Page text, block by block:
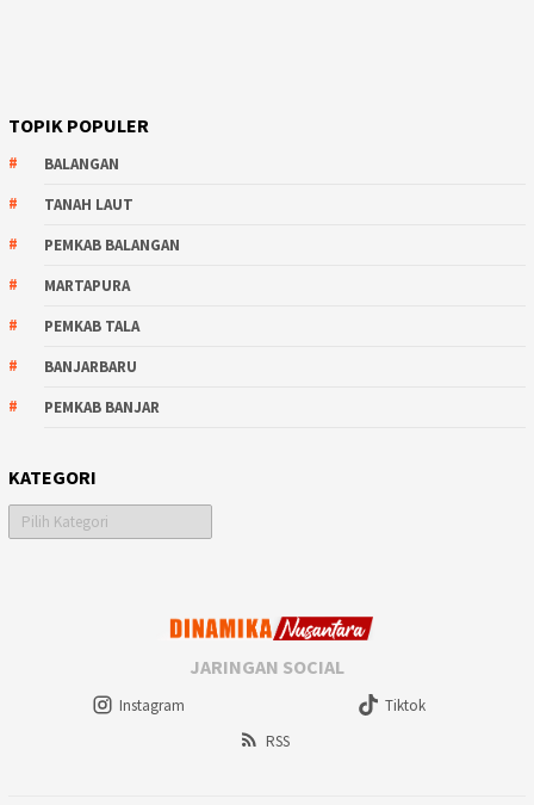
TOPIK POPULER
BALANGAN
TANAH LAUT
PEMKAB BALANGAN
MARTAPURA
PEMKAB TALA
BANJARBARU
PEMKAB BANJAR
KATEGORI
Kategori
JARINGAN SOCIAL
Instagram
Tiktok
RSS